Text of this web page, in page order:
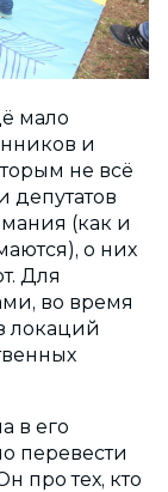
мало
и
не всё
депутатов
(как и
о них
Для
во время
локаций
в его
перевести
про тех, кто